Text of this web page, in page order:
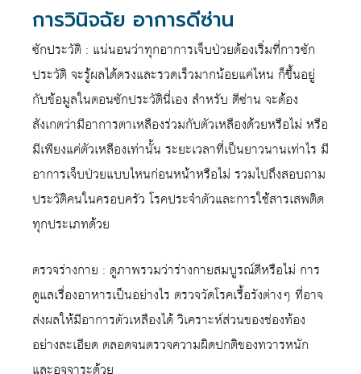
การวินิจฉัย อาการดีซ่าน
ซักประวัติ : แน่นอนว่าทุกอาการเจ็บป่วยต้องเริ่มที่การซัก
ประวัติ จะรู้ผลได้ตรงและรวดเร็วมากน้อยแค่ไหน ก็ขึ้นอยู่
กับข้อมูลในตอนซักประวัตินี่เอง สำหรับ ดีซ่าน จะต้อง
สังเกตว่ามีอาการตาเหลืองร่วมกับตัวเหลืองด้วยหรือไม่ หรือ
มีเพียงแค่ตัวเหลืองเท่านั้น ระยะเวลาที่เป็นยาวนานเท่าไร มี
อาการเจ็บป่วยแบบไหนก่อนหน้าหรือไม่ รวมไปถึงสอบถาม
ประวัติคนในครอบครัว โรคประจำตัวและการใช้สารเสพติด
ทุกประเภทด้วย
ตรวจร่างกาย : ดูภาพรวมว่าร่างกายสมบูรณ์ดีหรือไม่ การ
ดูแลเรื่องอาหารเป็นอย่างไร ตรวจวัดโรคเรื้อรังต่างๆ ที่อาจ
ส่งผลให้มีอาการตัวเหลืองได้ วิเคราะห์ส่วนของช่องท้อง
อย่างละเอียด ตลอดจนตรวจความผิดปกติของทวารหนัก